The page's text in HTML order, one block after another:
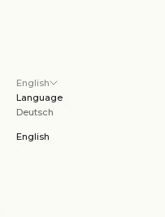
English
Language
Deutsch
English